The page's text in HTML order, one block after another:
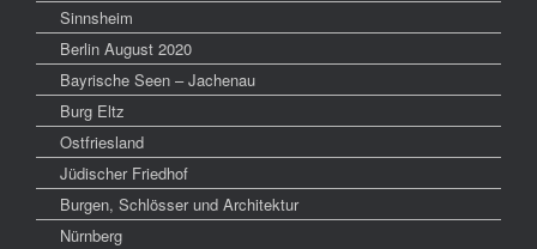
Sinnsheim
Berlin August 2020
Bayrische Seen – Jachenau
Burg Eltz
Ostfriesland
Jüdischer Friedhof
Burgen, Schlösser und Architektur
Nürnberg